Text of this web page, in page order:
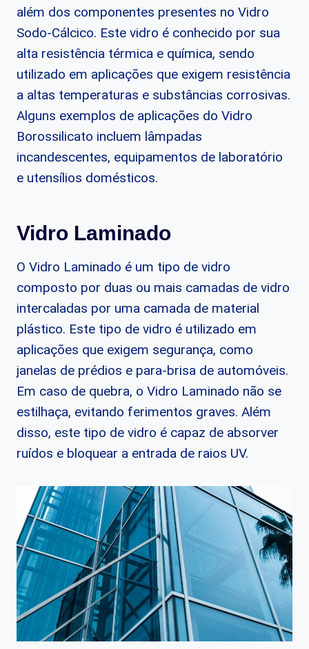
além dos componentes presentes no Vidro
Sodo-Cálcico. Este vidro é conhecido por sua
alta resistência térmica e química, sendo
utilizado em aplicações que exigem resistência
a altas temperaturas e substâncias corrosivas.
Alguns exemplos de aplicações do Vidro
Borossilicato incluem lâmpadas
incandescentes, equipamentos de laboratório
e utensílios domésticos.
Vidro Laminado
O Vidro Laminado é um tipo de vidro
composto por duas ou mais camadas de vidro
intercaladas por uma camada de material
plástico. Este tipo de vidro é utilizado em
aplicações que exigem segurança, como
janelas de prédios e para-brisa de automóveis.
Em caso de quebra, o Vidro Laminado não se
estilhaça, evitando ferimentos graves. Além
disso, este tipo de vidro é capaz de absorver
ruídos e bloquear a entrada de raios UV.